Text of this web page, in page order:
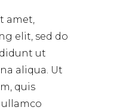
amet,
elit, sed do
ut
aliqua. Ut
quis